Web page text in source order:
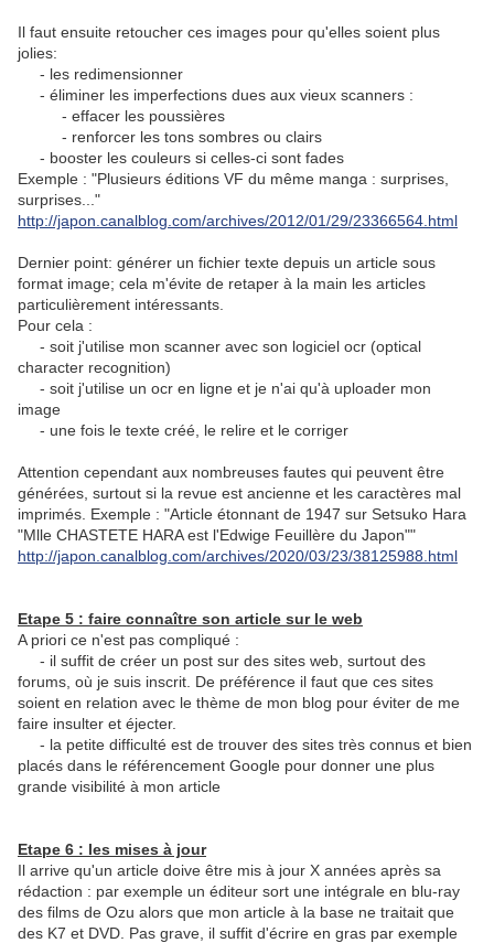
Il faut ensuite retoucher ces images pour qu'elles soient plus
jolies:
- les redimensionner
- éliminer les imperfections dues aux vieux scanners :
- effacer les poussières
- renforcer les tons sombres ou clairs
- booster les couleurs si celles-ci sont fades
Exemple : "Plusieurs éditions VF du même manga : surprises,
surprises..."
http://japon.canalblog.com/archives/2012/01/29/23366564.html
Dernier point: générer un fichier texte depuis un article sous
format image; cela m'évite de retaper à la main les articles
particulièrement intéressants.
Pour cela :
- soit j'utilise mon scanner avec son logiciel ocr (optical
character recognition)
- soit j'utilise un ocr en ligne et je n'ai qu'à uploader mon
image
- une fois le texte créé, le relire et le corriger
Attention cependant aux nombreuses fautes qui peuvent être
générées, surtout si la revue est ancienne et les caractères mal
imprimés. Exemple : "Article étonnant de 1947 sur Setsuko Hara
"Mlle CHASTETE HARA est l'Edwige Feuillère du Japon""
http://japon.canalblog.com/archives/2020/03/23/38125988.html
Etape 5 : faire connaître son article sur le web
A priori ce n'est pas compliqué :
- il suffit de créer un post sur des sites web, surtout des
forums, où je suis inscrit. De préférence il faut que ces sites
soient en relation avec le thème de mon blog pour éviter de me
faire insulter et éjecter.
- la petite difficulté est de trouver des sites très connus et bien
placés dans le référencement Google pour donner une plus
grande visibilité à mon article
Etape 6 : les mises à jour
Il arrive qu'un article doive être mis à jour X années après sa
rédaction : par exemple un éditeur sort une intégrale en blu-ray
des films de Ozu alors que mon article à la base ne traitait que
des K7 et DVD. Pas grave, il suffit d'écrire en gras par exemple